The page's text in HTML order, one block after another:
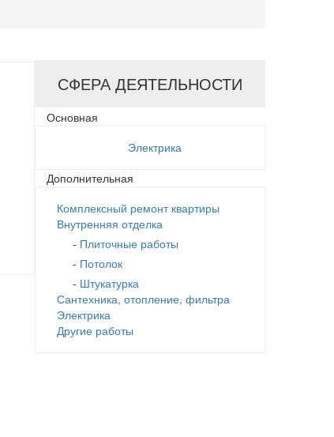
СФЕРА ДЕЯТЕЛЬНОСТИ
Основная
Электрика
Дополнительная
Комплексный ремонт квартиры
Внутренняя отделка
- Плиточные работы
- Потолок
- Штукатурка
Сантехника, отопление, фильтра
Электрика
Другие работы